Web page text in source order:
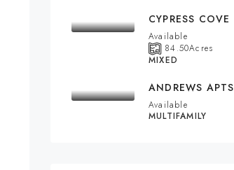
CYPRESS COVE
Available
84.50Acres
MIXED
ANDREWS APTS
Available
MULTIFAMILY